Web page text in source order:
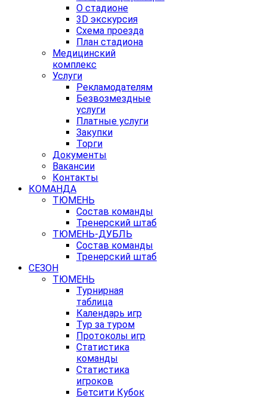
О стадионе
3D экскурсия
Схема проезда
План стадиона
Медицинский
комплекс
Услуги
Рекламодателям
Безвозмездные
услуги
Платные услуги
Закупки
Торги
Документы
Вакансии
Контакты
КОМАНДА
ТЮМЕНЬ
Состав команды
Тренерский штаб
ТЮМЕНЬ-ДУБЛЬ
Состав команды
Тренерский штаб
СЕЗОН
ТЮМЕНЬ
Турнирная
таблица
Календарь игр
Тур за туром
Протоколы игр
Статистика
команды
Статистика
игроков
Бетсити Кубок